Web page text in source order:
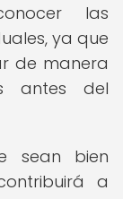
las
ya que
de manera
antes del
sean bien
a